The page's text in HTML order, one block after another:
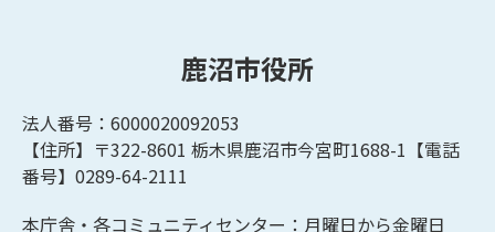
鹿沼市役所
法人番号：6000020092053
【住所】〒322-8601 栃木県鹿沼市今宮町1688-1【電話
番号】0289-64-2111
本庁舎・各コミュニティセンター：月曜日から金曜日